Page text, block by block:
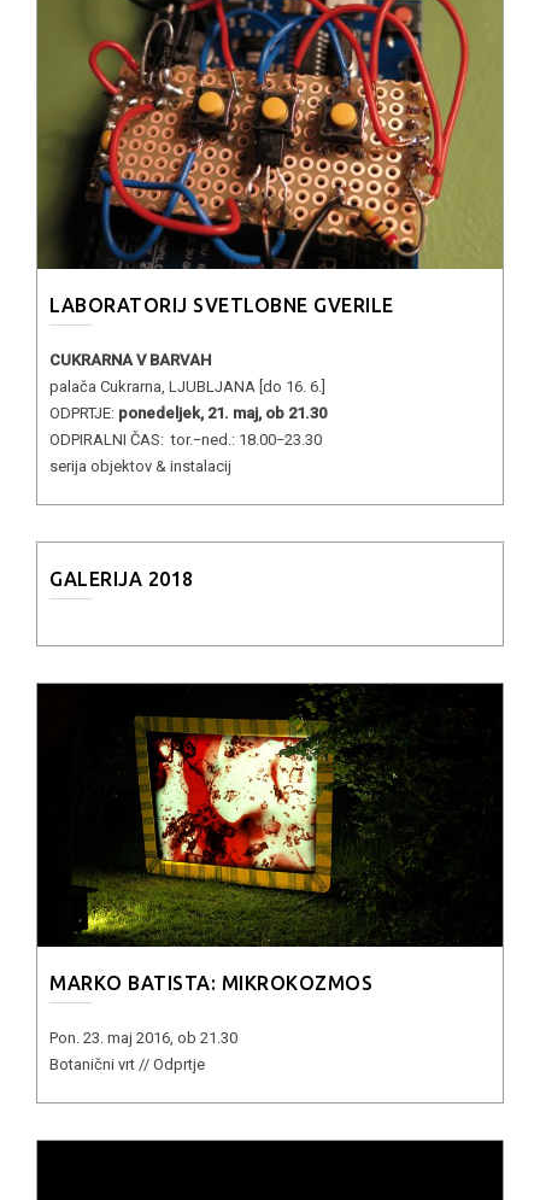
LABORATORIJ SVETLOBNE GVERILE
CUKRARNA V BARVAH
palača Cukrarna, LJUBLJANA [do 16. 6.]
ODPRTJE: ponedeljek, 21. maj, ob 21.30
ODPIRALNI ČAS: tor.−ned.: 18.00−23.30
serija objektov & instalacij
GALERIJA 2018
MARKO BATISTA: MIKROKOZMOS
Pon. 23. maj 2016, ob 21.30
Botanični vrt // Odprtje